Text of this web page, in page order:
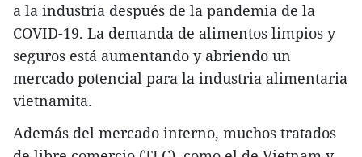
a la industria después de la pandemia de la
COVID-19. La demanda de alimentos limpios y
seguros está aumentando y abriendo un
mercado potencial para la industria alimentaria
vietnamita.
Además del mercado interno, muchos tratados